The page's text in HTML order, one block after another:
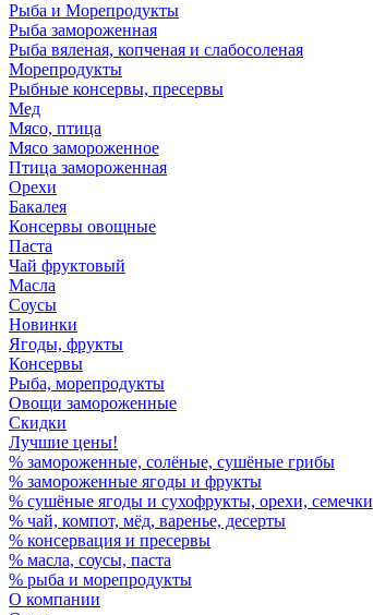
Рыба и Морепродукты
Рыба замороженная
Рыба вяленая, копченая и слабосоленая
Морепродукты
Рыбные консервы, пресервы
Мед
Мясо, птица
Мясо замороженное
Птица замороженная
Орехи
Бакалея
Консервы овощные
Паста
Чай фруктовый
Масла
Соусы
Новинки
Ягоды, фрукты
Консервы
Рыба, морепродукты
Овощи замороженные
Скидки
Лучшие цены!
% замороженные, солёные, сушёные грибы
% замороженные ягоды и фрукты
% сушёные ягоды и сухофрукты, орехи, семечки
% чай, компот, мёд, варенье, десерты
% консервация и пресервы
% масла, соусы, паста
% рыба и морепродукты
О компании